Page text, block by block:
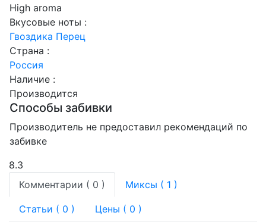
High aroma
Вкусовые ноты :
Гвоздика Перец
Страна :
Россия
Наличие :
Производится
Способы забивки
Производитель не предоставил рекомендаций по
забивке
8.3
Комментарии ( 0 ) Миксы ( 1 )
Статьи ( 0 ) Цены ( 0 )